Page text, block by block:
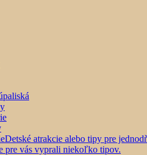
Detské atrakcie alebo tipy pre
pre vás vyprali niekoľko tipov.